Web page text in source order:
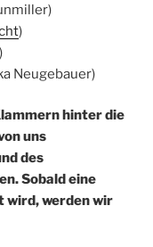
)
Neugebauer)
hinter die
uns
des
Sobald eine
werden wir